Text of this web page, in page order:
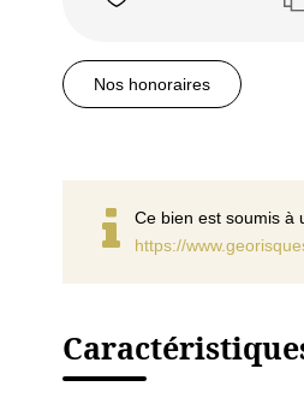
Nos honoraires
Ce bien est soumis à
https://